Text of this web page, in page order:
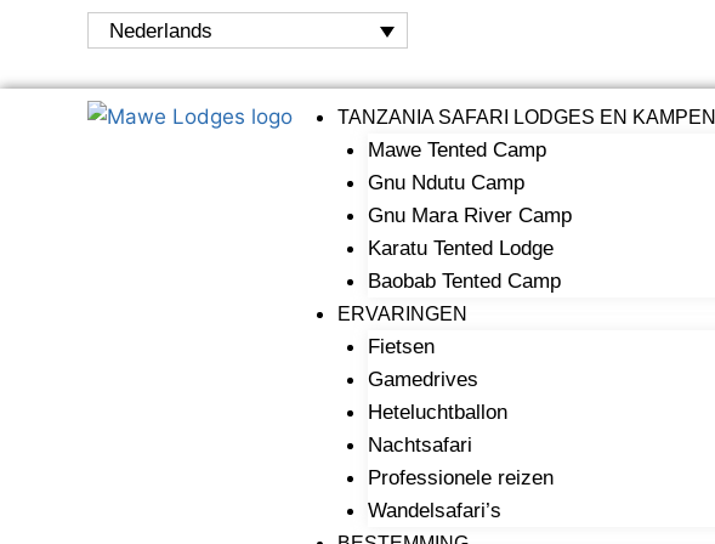
Nederlands
TANZANIA SAFARI LODGES EN KAMPEN
Mawe Tented Camp
Gnu Ndutu Camp
Gnu Mara River Camp
Karatu Tented Lodge
Baobab Tented Camp
ERVARINGEN
Fietsen
Gamedrives
Heteluchtballon
Nachtsafari
Professionele reizen
Wandelsafari’s